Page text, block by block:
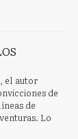
el autor
de
de
Lo